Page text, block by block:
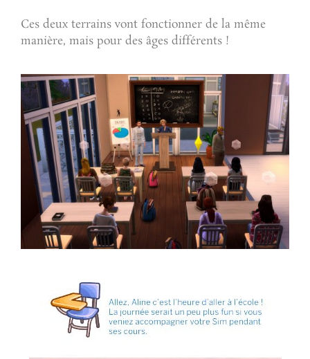
Ces deux terrains vont fonctionner de la même
manière, mais pour des âges différents !